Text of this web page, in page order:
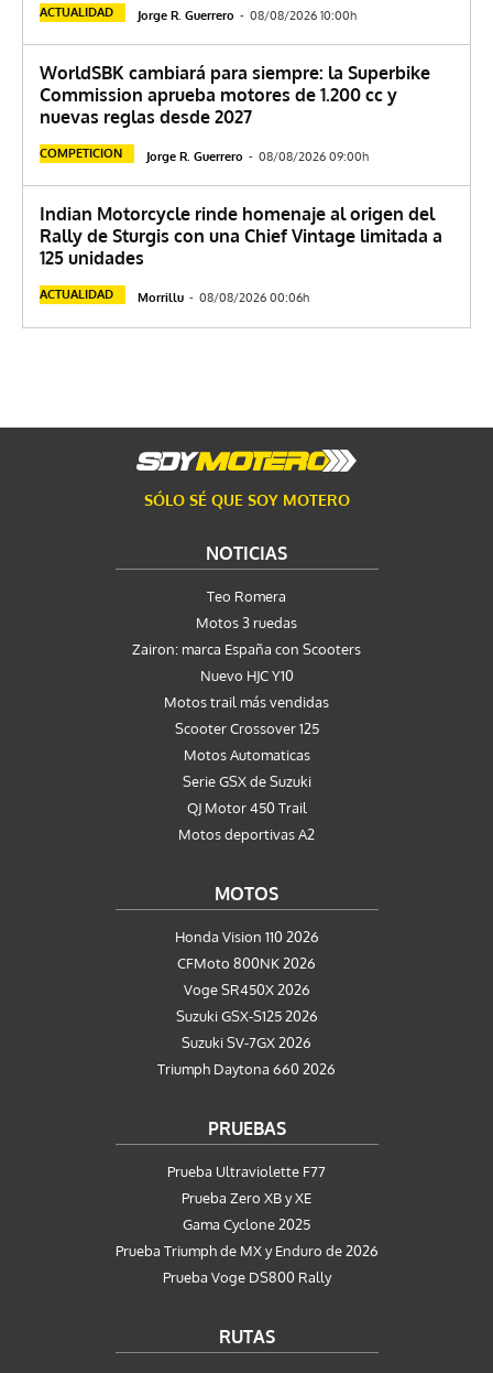
ACTUALIDAD Jorge R. Guerrero - 08/08/2026 10:00h
WorldSBK cambiará para siempre: la Superbike
Commission aprueba motores de 1.200 cc y
nuevas reglas desde 2027
COMPETICION Jorge R. Guerrero - 08/08/2026 09:00h
Indian Motorcycle rinde homenaje al origen del
Rally de Sturgis con una Chief Vintage limitada a
125 unidades
ACTUALIDAD Morrillu - 08/08/2026 00:06h
SÓLO SÉ QUE SOY MOTERO
NOTICIAS
Teo Romera
Motos 3 ruedas
Zairon: marca España con Scooters
Nuevo HJC Y10
Motos trail más vendidas
Scooter Crossover 125
Motos Automaticas
Serie GSX de Suzuki
QJ Motor 450 Trail
Motos deportivas A2
MOTOS
Honda Vision 110 2026
CFMoto 800NK 2026
Voge SR450X 2026
Suzuki GSX-S125 2026
Suzuki SV-7GX 2026
Triumph Daytona 660 2026
PRUEBAS
Prueba Ultraviolette F77
Prueba Zero XB y XE
Gama Cyclone 2025
Prueba Triumph de MX y Enduro de 2026
Prueba Voge DS800 Rally
RUTAS